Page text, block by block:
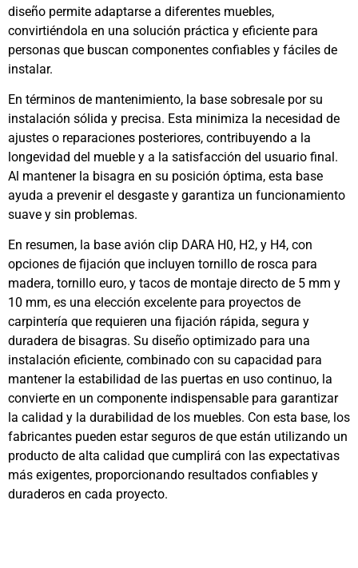
diseño permite adaptarse a diferentes muebles,
convirtiéndola en una solución práctica y eficiente para
personas que buscan componentes confiables y fáciles de
instalar.
En términos de mantenimiento, la base sobresale por su
instalación sólida y precisa. Esta minimiza la necesidad de
ajustes o reparaciones posteriores, contribuyendo a la
longevidad del mueble y a la satisfacción del usuario final.
Al mantener la bisagra en su posición óptima, esta base
ayuda a prevenir el desgaste y garantiza un funcionamiento
suave y sin problemas.
En resumen, la base avión clip DARA H0, H2, y H4, con
opciones de fijación que incluyen tornillo de rosca para
madera, tornillo euro, y tacos de montaje directo de 5 mm y
10 mm, es una elección excelente para proyectos de
carpintería que requieren una fijación rápida, segura y
duradera de bisagras. Su diseño optimizado para una
instalación eficiente, combinado con su capacidad para
mantener la estabilidad de las puertas en uso continuo, la
convierte en un componente indispensable para garantizar
la calidad y la durabilidad de los muebles. Con esta base, los
fabricantes pueden estar seguros de que están utilizando un
producto de alta calidad que cumplirá con las expectativas
más exigentes, proporcionando resultados confiables y
duraderos en cada proyecto.